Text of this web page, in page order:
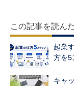
この記事を読ん
起業
方を5
キャ